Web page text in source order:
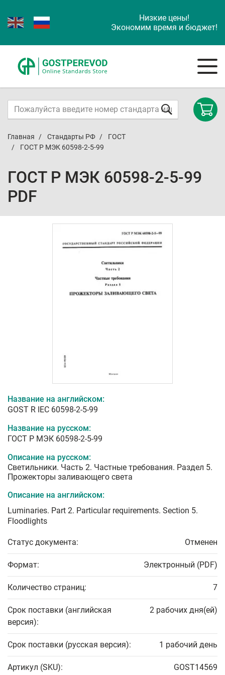
Низкие цены!
Экономим время и бюджет!
Главная Стандарты РФ
ГОСТ
ГОСТ Р МЭК 60598-2-5-99
ГОСТ Р МЭК 60598-2-5-99
PDF
Название на английском:
GOST R IEC 60598-2-5-99
Название на русском:
ГОСТ Р МЭК 60598-2-5-99
Описание на русском:
Светильники. Часть 2. Частные требования. Раздел 5.
Прожекторы заливающего света
Описание на английском:
Luminaries. Part 2. Particular requirements. Section 5.
Floodlights
Статус документа: Отменен
Формат: Электронный (PDF)
Количество страниц: 7
Срок поставки (английская
версия):
2 рабочих дня(ей)
Срок поставки (русская версия): 1 рабочий день
Артикул (SKU): GOST14569